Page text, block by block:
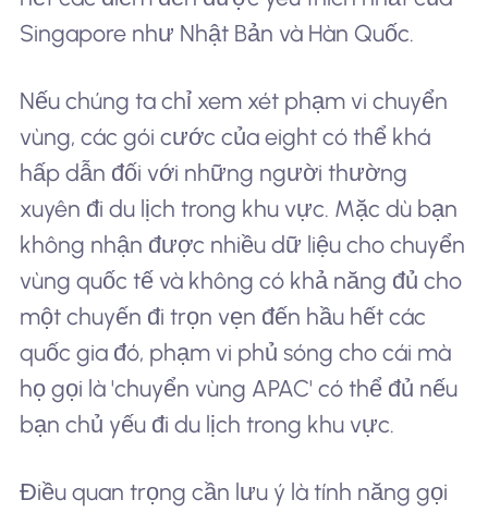
Singapore như Nhật Bản và Hàn Quốc.
Nếu chúng ta chỉ xem xét phạm vi chuyển
vùng, các gói cước của eight có thể khá
hấp dẫn đối với những người thường
xuyên đi du lịch trong khu vực. Mặc dù bạn
không nhận được nhiều dữ liệu cho chuyển
vùng quốc tế và không có khả năng đủ cho
một chuyến đi trọn vẹn đến hầu hết các
quốc gia đó, phạm vi phủ sóng cho cái mà
họ gọi là 'chuyển vùng APAC' có thể đủ nếu
bạn chủ yếu đi du lịch trong khu vực.
Điều quan trọng cần lưu ý là tính năng gọi